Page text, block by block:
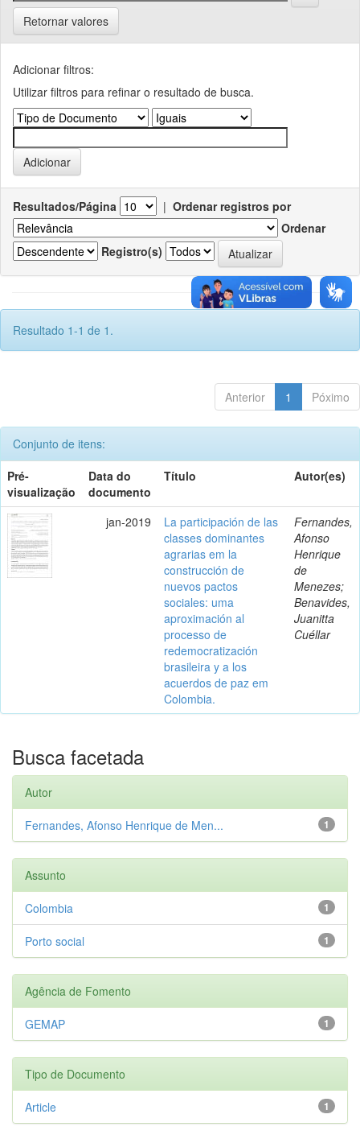
Retornar valores
Adicionar filtros:
Utilizar filtros para refinar o resultado de busca.
Resultados/Página | Ordenar registros por
Ordenar
Registro(s)
Resultado 1-1 de 1.
Anterior 1 Póximo
Conjunto de itens:
Pré-
visualização
Data do
documento
Título Autor(es)
jan-2019
La participación de las
classes dominantes
agrarias em la
construcción de
nuevos pactos
sociales: uma
aproximación al
processo de
redemocratización
brasileira y a los
acuerdos de paz em
Colombia.
Fernandes,
Afonso
Henrique
de
Menezes;
Benavides,
Juanitta
Cuéllar
Busca facetada
Autor
1
Fernandes, Afonso Henrique de Men...
Assunto
1
Colombia
1
Porto social
Agência de Fomento
1
GEMAP
Tipo de Documento
1
Article